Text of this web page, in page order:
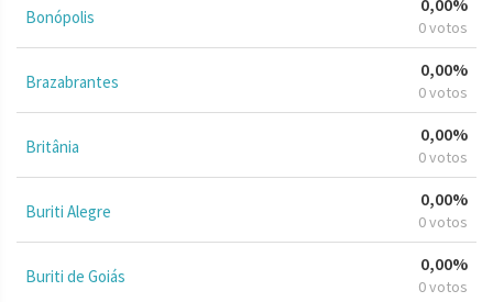
Bonópolis 0 votos
Brazabrantes
0,00%
0 votos
Britânia
0,00%
0 votos
Buriti Alegre
0,00%
0 votos
Buriti de Goiás
0,00%
0 votos